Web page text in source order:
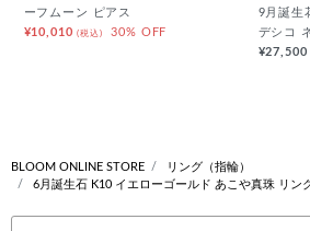
ーフムーン ピアス
¥10,010(税込) 30% OFF
9月誕生
デシコ
BLOOM ONLINE STORE
リング（指輪）
6月誕生石 K10 イエローゴールド あこや真珠 リン